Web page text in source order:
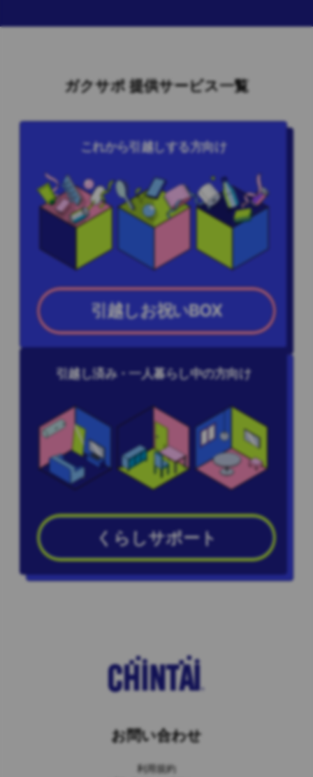
ガクサポ 提供サービス一覧
これから引越しする方向け
引越しお祝いBOX
引越し済み・一人暮らし中の方向け
くらしサポート
お問い合わせ
利用規約